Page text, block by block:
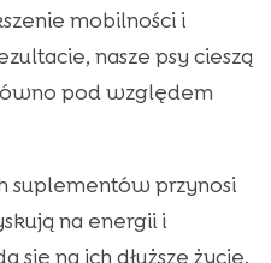
mobilności i
nasze psy cieszą
pod względem
suplementów przynosi
na energii i
się na ich dłuższe życie.